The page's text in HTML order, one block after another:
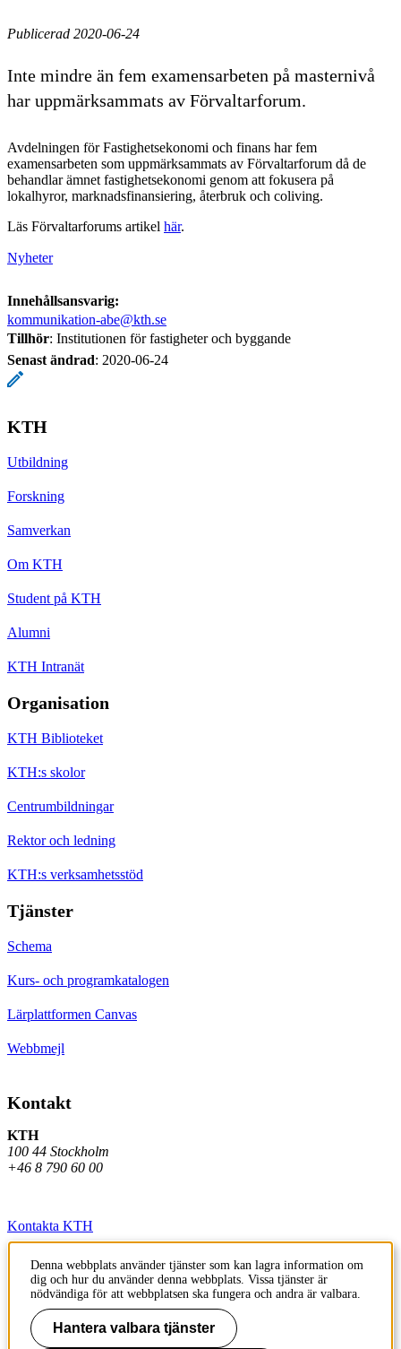
Publicerad 2020-06-24
Inte mindre än fem examensarbeten på masternivå
har uppmärksammats av Förvaltarforum.
Avdelningen för Fastighetsekonomi och finans har fem
examensarbeten som uppmärksammats av Förvaltarforum då de
behandlar ämnet fastighetsekonomi genom att fokusera på
lokalhyror, marknadsfinansiering, återbruk och coliving.
Läs Förvaltarforums artikel här.
Nyheter
Innehållsansvarig:
kommunikation-abe@kth.se
Tillhör: Institutionen för fastigheter och byggande
Senast ändrad: 2020-06-24
KTH
Utbildning
Forskning
Samverkan
Om KTH
Student på KTH
Alumni
KTH Intranät
Organisation
KTH Biblioteket
KTH:s skolor
Centrumbildningar
Rektor och ledning
KTH:s verksamhetsstöd
Tjänster
Schema
Kurs- och programkatalogen
Lärplattformen Canvas
Webbmejl
Kontakt
KTH
100 44 Stockholm
+46 8 790 60 00
Kontakta KTH
Jobba på KTH
Press och media
Faktura och betalning KTH
Denna webbplats använder tjänster som kan lagra information om
dig och hur du använder denna webbplats. Vissa tjänster är
nödvändiga för att webbplatsen ska fungera och andra är valbara.
Hantera valbara tjänster